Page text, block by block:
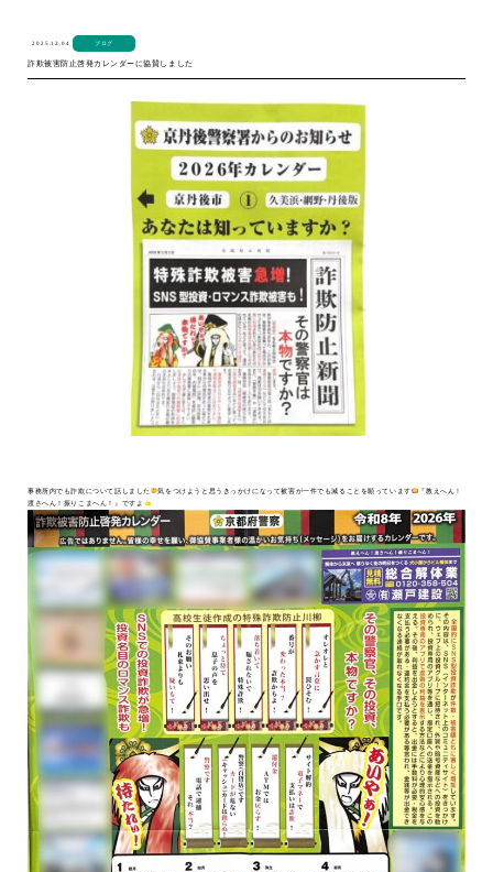
2025.12.04 ブログ
詐欺被害防止啓発カレンダーに協賛しました
事務所内でも詐欺について話しました 気をつけようと思うきっかけになって被害が一件でも減ることを願っています
『教えへん！
渡さへん！振りこまへん！』ですよ